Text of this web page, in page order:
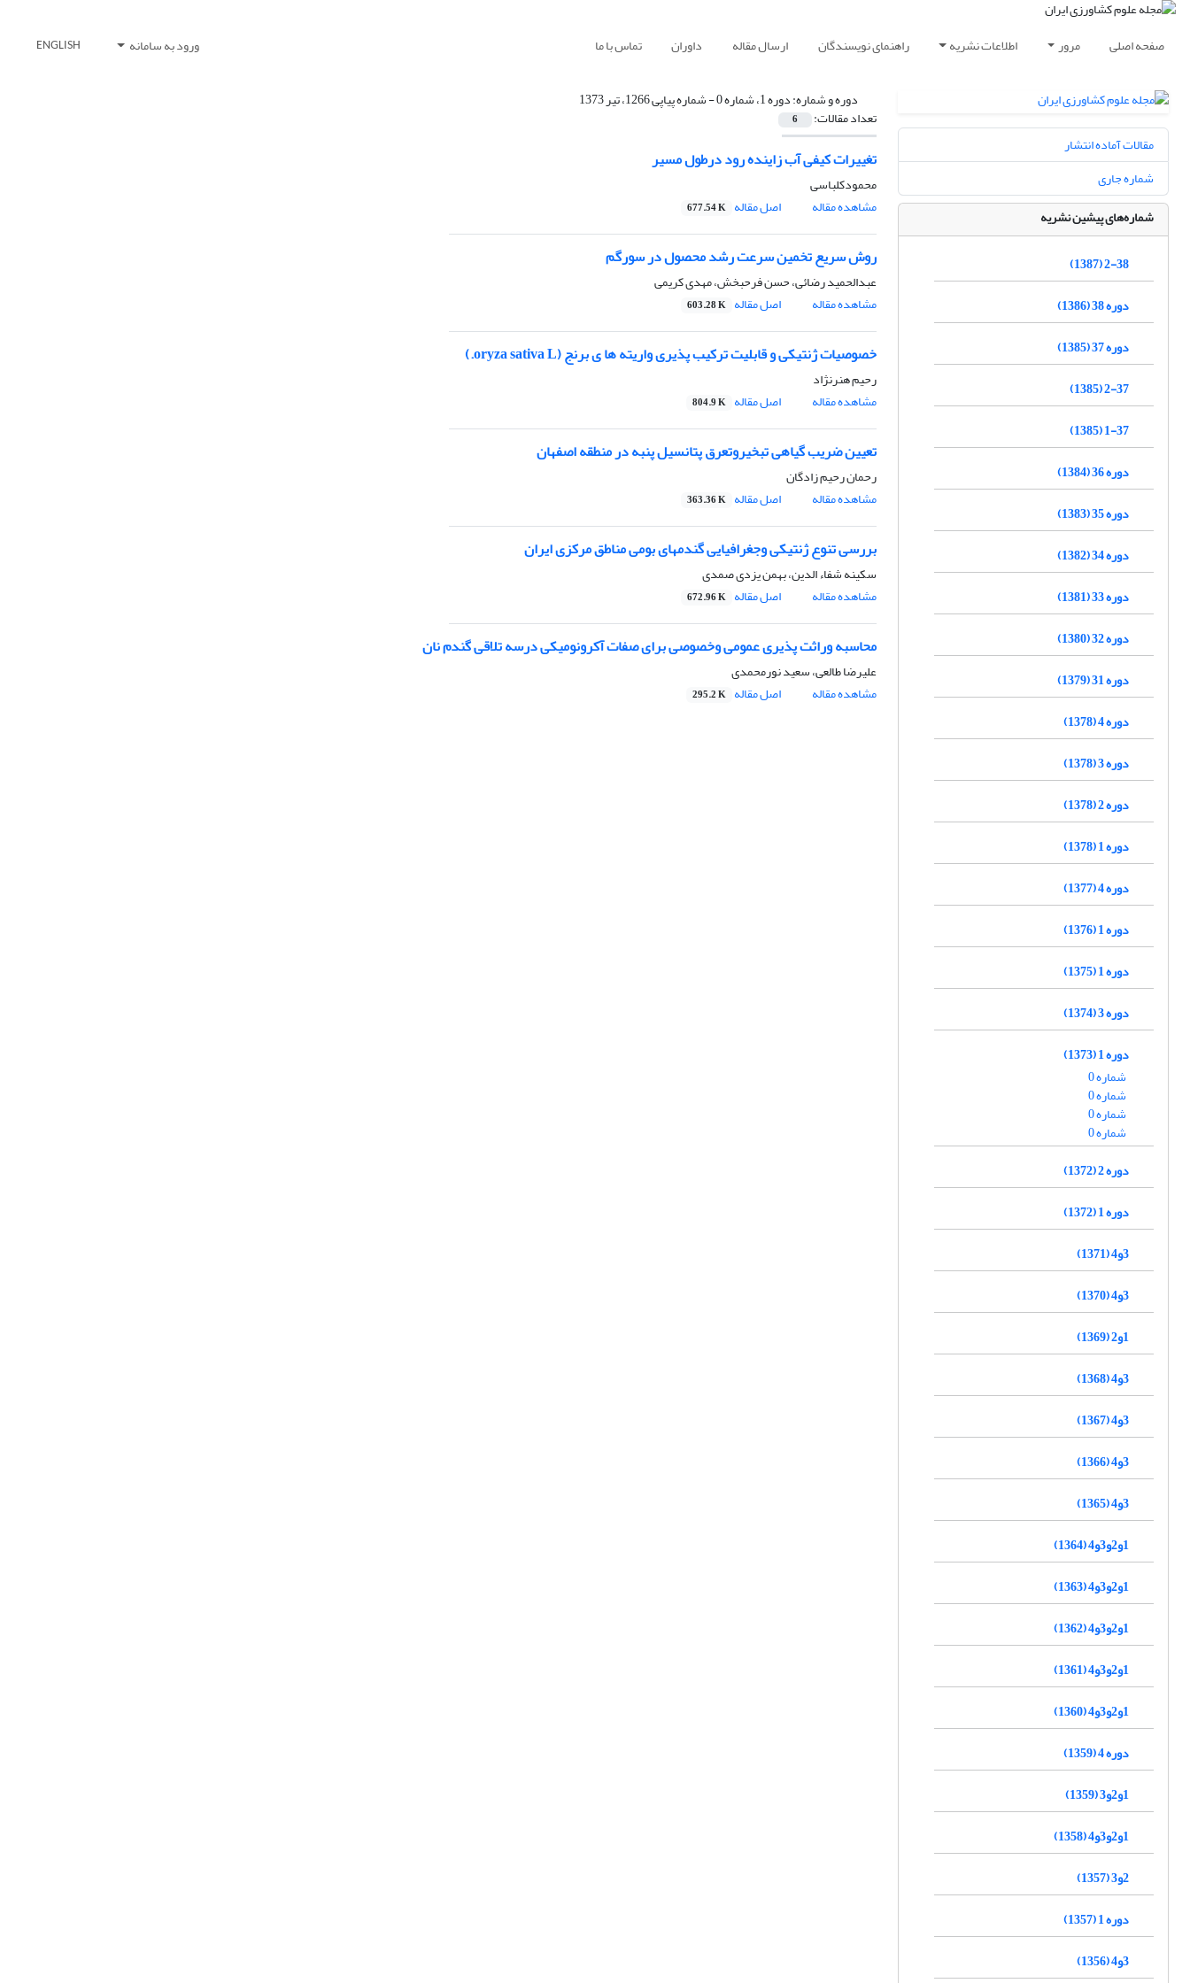
صفحه اصلی مرور اطلاعات نشریه راهنمای نویسندگان ارسال مقاله داوران تماس با ما ورود به سامانه ENGLISH
دوره و شماره:دوره 1، شماره 0 - شماره پیاپی 1266، تیر 1373
تعداد مقالات: 6
تغییرات کیفی آب زاینده رود درطول مسیر
محمودکلباسی
مشاهده مقاله
اصل مقاله 677.54 K
روش سریع تخمین سرعت رشد محصول در سورگم
عبدالحمید رضائی، حسن فرحبخش، مهدی کریمی
مشاهده مقاله
اصل مقاله 603.28 K
خصوصیات ژنتیکی و قابلیت ترکیب پذیری واریته ها ی برنج (oryza sativa L.)
رحیم هنرنژاد
مشاهده مقاله
اصل مقاله 804.9 K
تعیین ضریب گیاهی تبخیروتعرق پتانسیل پنبه در منطقه اصفهان
رحمان رحیم زادگان
مشاهده مقاله
اصل مقاله 363.36 K
بررسی تنوع ژنتیکی وجغرافیایی گندمهای بومی مناطق مرکزی ایران
سکینه شفاء الدین، بهمن یزدی صمدی
مشاهده مقاله
اصل مقاله 672.96 K
محاسبه وراثت پذیری عمومی وخصوصی برای صفات آکرونومیکی درسه تلاقی گندم نان
علیرضا طالعی، سعید نورمحمدی
مشاهده مقاله
اصل مقاله 295.2 K
مقالات آماده انتشار
شماره جاری
شماره‌های پیشین نشریه
2-38 (1387)
دوره 38 (1386)
دوره 37 (1385)
2-37 (1385)
1-37 (1385)
دوره 36 (1384)
دوره 35 (1383)
دوره 34 (1382)
دوره 33 (1381)
دوره 32 (1380)
دوره 31 (1379)
دوره 4 (1378)
دوره 3 (1378)
دوره 2 (1378)
دوره 1 (1378)
دوره 4 (1377)
دوره 1 (1376)
دوره 1 (1375)
دوره 3 (1374)
دوره 1 (1373)
شماره 0
شماره 0
شماره 0
شماره 0
دوره 2 (1372)
دوره 1 (1372)
3و4 (1371)
3و4 (1370)
1و2 (1369)
3و4 (1368)
3و4 (1367)
3و4 (1366)
3و4 (1365)
1و2و3و4 (1364)
1و2و3و4 (1363)
1و2و3و4 (1362)
1و2و3و4 (1361)
1و2و3و4 (1360)
دوره 4 (1359)
1و2و3 (1359)
1و2و3و4 (1358)
2و3 (1357)
دوره 1 (1357)
3و4 (1356)